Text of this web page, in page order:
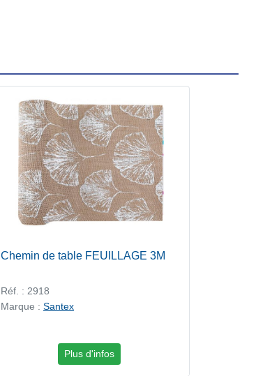
Chemin de table FEUILLAGE 3M
Réf. : 2918
Marque : Santex
Plus d'infos